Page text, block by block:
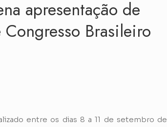
apresentação de
Brasileiro
entre os dias 8 a 11 de setembro de